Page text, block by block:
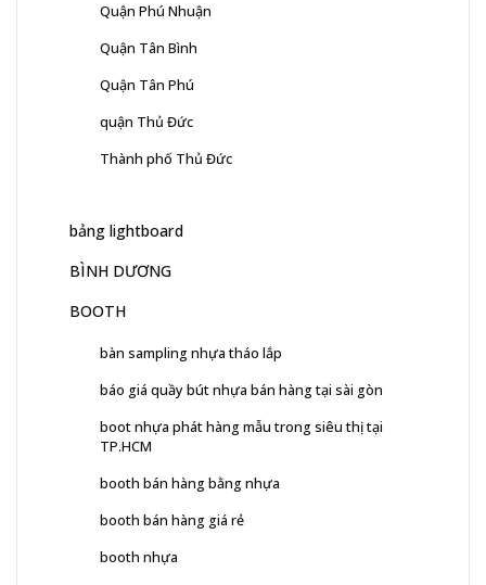
Quận Phú Nhuận
Quận Tân Bình
Quận Tân Phú
quận Thủ Đức
Thành phố Thủ Đức
bảng lightboard
BÌNH DƯƠNG
BOOTH
bàn sampling nhựa tháo lắp
báo giá quầy bút nhựa bán hàng tại sài gòn
boot nhựa phát hàng mẫu trong siêu thị tại
TP.HCM
booth bán hàng bằng nhựa
booth bán hàng giá rẻ
booth nhựa